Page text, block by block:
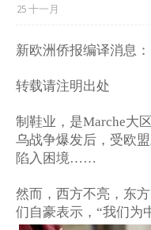
25 十一月
新欧洲侨报编译消息：
转载请注明出处
制鞋业，是Marche大
乌战争爆发后，受欧
陷入困境……
然而，西方不亮，东
们自豪表示， “我们为